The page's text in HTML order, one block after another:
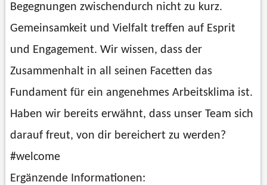
Begegnungen zwischendurch nicht zu kurz.
Gemeinsamkeit und Vielfalt treffen auf Esprit
und Engagement. Wir wissen, dass der
Zusammenhalt in all seinen Facetten das
Fundament für ein angenehmes Arbeitsklima ist.
Haben wir bereits erwähnt, dass unser Team sich
darauf freut, von dir bereichert zu werden?
#welcome
Ergänzende Informationen: